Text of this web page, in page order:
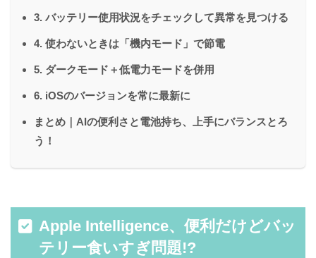
3. バッテリー使用状況をチェックして異常を見つける
4. 使わないときは「機内モード」で節電
5. ダークモード＋低電力モードを併用
6. iOSのバージョンを常に最新に
まとめ｜AIの便利さと電池持ち、上手にバランスとろ
う！
Apple Intelligence、便利だけどバッ
テリー食いすぎ問題!?